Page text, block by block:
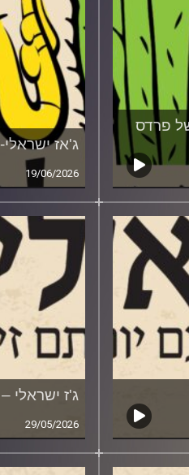
פרדס
ג'אז ישראלי- 19.06.2026
19/06/2026
ג'ז ישראלי – 29.05.26
29/05/2026